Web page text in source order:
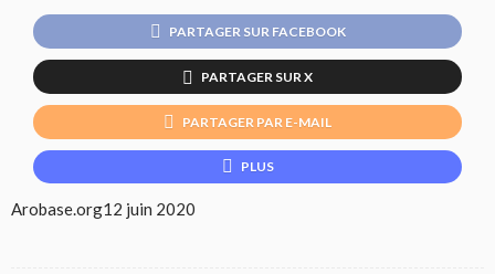
PARTAGER SUR FACEBOOK
PARTAGER SUR X
PARTAGER PAR E-MAIL
PLUS
Arobase.org12 juin 2020